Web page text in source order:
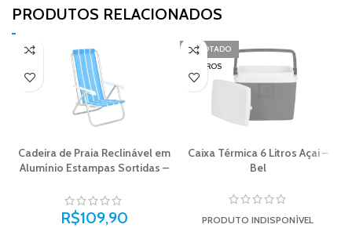
PRODUTOS RELACIONADOS​
Cadeira de Praia Reclinável em
Alumínio Estampas Sortidas –
R$109,90
ESGOTADO
6 LITROS
Caixa Térmica 6 Litros Açai –
Bel
PRODUTO INDISPONÍVEL